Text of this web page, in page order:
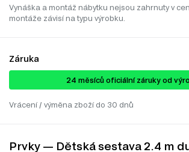
Vynáška a montáž nábytku nejsou zahrnuty v
montáže závisí na typu výrobku.
Záruka
24 ​​​​měsíců oficiální záruky od
Vrácení / výměna zboží do 30 dnů
Prvky — Dětská sestava 2.4 m